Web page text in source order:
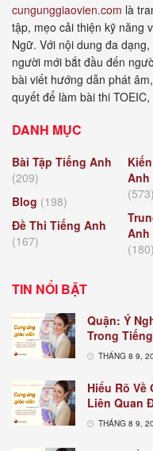
cungunggiaovien.com là
tập, mẹo cải thiện kỹ năng
Ngữ. Với nội dung đa
người mới bắt đầu đến
bài viết hướng dẫn phát
quyết để làm bài thi
DANH MỤC
Bài Tập Tiếng Anh
(209)
Blog (198)
Đề Thi Tiếng Anh
(167)
Anh
(573)
Anh
(180)
TIN NỔI BẬT
Quận: Ý
Trong
THÁNG 8 9,
Hiểu Rõ
Liên Quan
THÁNG 8 9,